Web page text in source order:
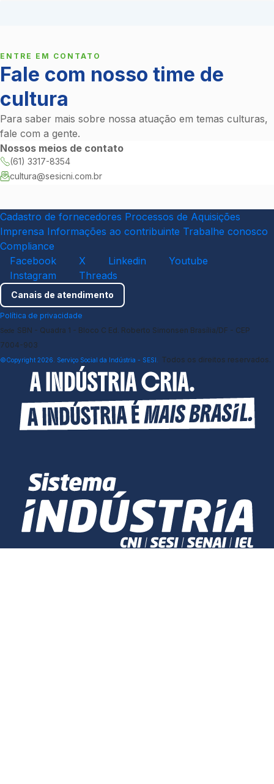
ENTRE EM CONTATO
Fale com nosso time de
cultura
Para saber mais sobre nossa atuação em temas culturas,
fale com a gente.
Nossos meios de contato
(61) 3317-8354
cultura@sesicni.com.br
Cadastro de fornecedores Processos de Aquisições
Imprensa Informações ao contribuinte Trabalhe conosco
Compliance
Facebook
X Linkedin
Youtube
Instagram
Threads
Canais de atendimento
Política de privacidade
Sede SBN - Quadra 1 - Bloco C Ed. Roberto Simonsen Brasília/DF - CEP
7004-903
©Copyright 2026. Serviço Social da Indústria - SESI. Todos os direitos reservados.